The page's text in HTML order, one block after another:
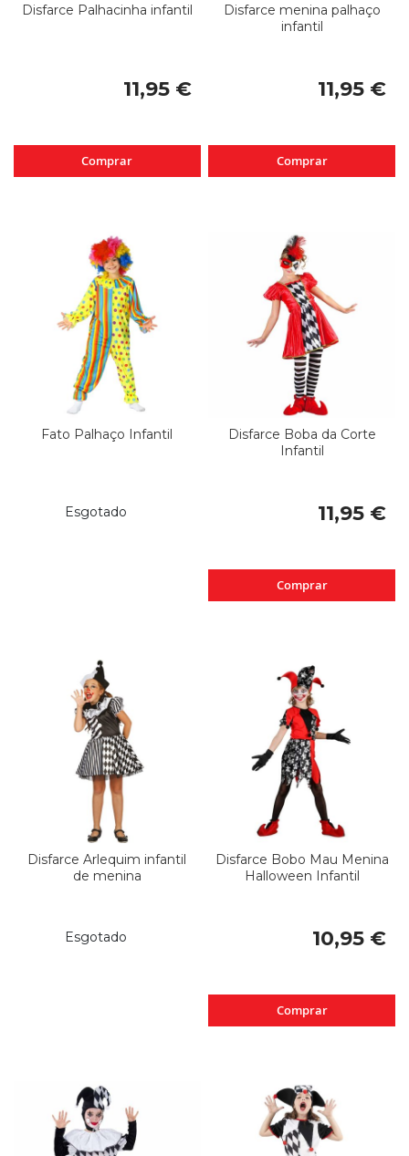
Disfarce Palhacinha infantil
11,95 €
Comprar
Disfarce menina palhaço
infantil
11,95 €
Comprar
Fato Palhaço Infantil
Esgotado
Disfarce Boba da Corte
Infantil
11,95 €
Comprar
Disfarce Arlequim infantil
de menina
Esgotado
Disfarce Bobo Mau Menina
Halloween Infantil
10,95 €
Comprar